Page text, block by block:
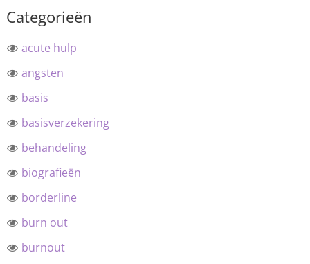
Categorieën
acute hulp
angsten
basis
basisverzekering
behandeling
biografieën
borderline
burn out
burnout